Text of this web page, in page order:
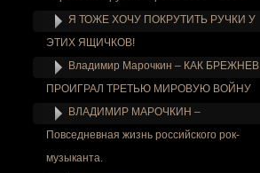
Я ТОЖЕ ХОЧУ ПОКРУТИТЬ РУЧКИ У
ЭТИХ ЯЩИЧКОВ!
Владимир Марочкин – КАК БРЕЖНЕВ
ПРОИГРАЛ ТРЕТЬЮ МИРОВУЮ ВОЙНУ
ВЛАДИМИР МАРОЧКИН –
Повседневная жизнь российского рок-
музыканта.